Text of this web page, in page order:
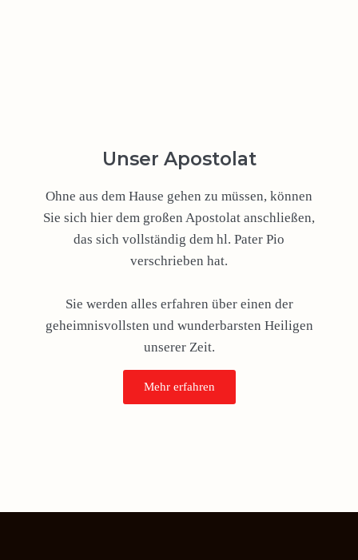
Unser Apostolat
Ohne aus dem Hause gehen zu müssen, können
Sie sich hier dem großen Apostolat anschließen,
das sich vollständig dem hl. Pater Pio
verschrieben hat.
Sie werden alles erfahren über einen der
geheimnisvollsten und wunderbarsten Heiligen
unserer Zeit.
Mehr erfahren